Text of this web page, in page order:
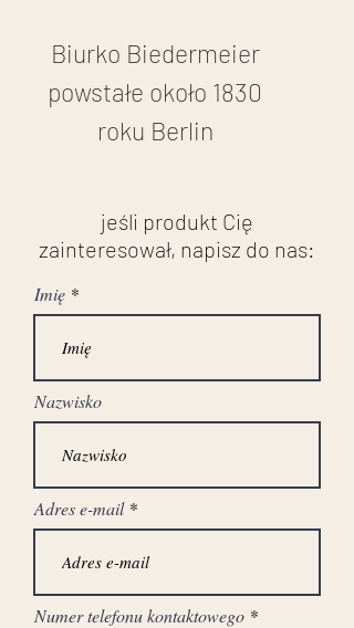
Biurko Biedermeier
powstałe około 1830
roku Berlin
mahoń , intarsja na
konstrukcji dębowej
138 cm - szerokość
135 cm - wysokość
82 cm - głębokość
Stan przed renowacją
jeśli produkt Cię
zainteresował, napisz do nas:
Imię
Nazwisko
Adres e-mail
Numer telefonu kontaktowego